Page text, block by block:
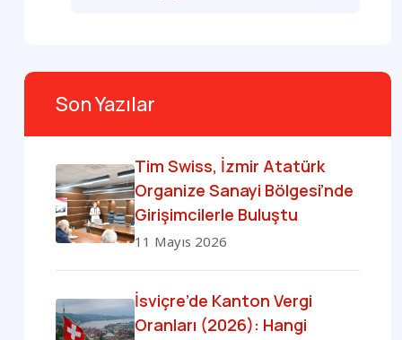
Son Yazılar
Tim Swiss, İzmir Atatürk
Organize Sanayi Bölgesi’nde
Girişimcilerle Buluştu
11 Mayıs 2026
İsviçre’de Kanton Vergi
Oranları (2026): Hangi